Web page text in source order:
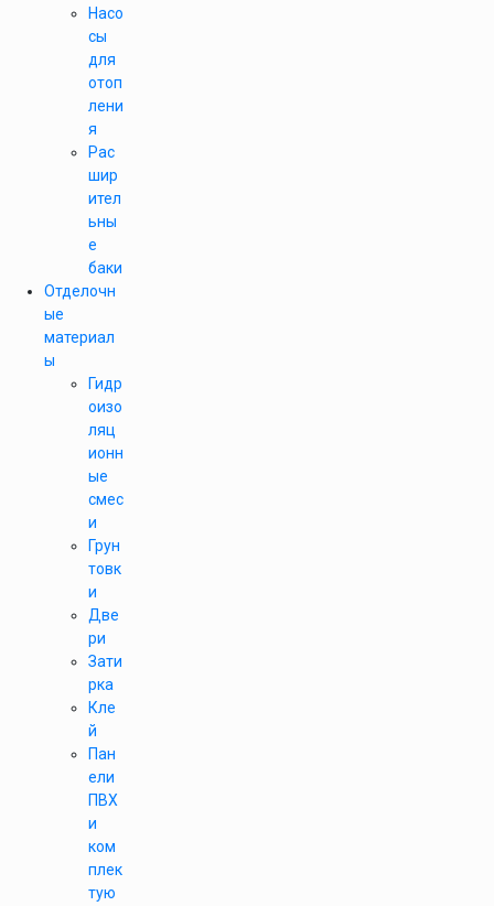
Насо
сы
для
отоп
лени
я
Рас
шир
ител
ьны
е
баки
Отделочн
ые
материал
ы
Гидр
оизо
ляц
ионн
ые
смес
и
Грун
товк
и
Две
ри
Зати
рка
Кле
й
Пан
ели
ПВХ
и
ком
плек
тую